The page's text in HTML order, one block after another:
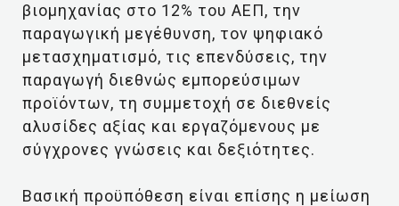
βιομηχανίας στο 12% του ΑΕΠ, την
παραγωγική μεγέθυνση, τον ψηφιακό
μετασχηματισμό, τις επενδύσεις, την
παραγωγή διεθνώς εμπορεύσιμων
προϊόντων, τη συμμετοχή σε διεθνείς
αλυσίδες αξίας και εργαζόμενους με
σύγχρονες γνώσεις και δεξιότητες.
Βασική προϋπόθεση είναι επίσης η μείωση